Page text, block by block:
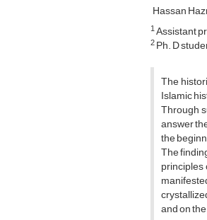
Hassan
1Assistant
2Ph. D
The
Islamic
Through
answer
the
The
and on